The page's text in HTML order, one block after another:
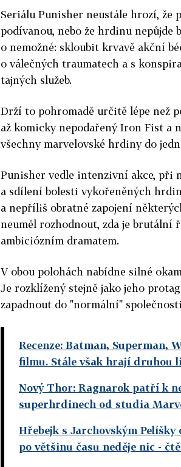
Seriálu Punisher neustále hrozí, že
podívanou, nebo že hrdinu nepůjde
o nemožné: skloubit krvavě akční
o válečných traumatech a s
tajných služeb.
Drží to pohromadě určitě lépe než
až komicky nepodařený Iron Fist a
všechny marvelovské hrdiny do
Punisher vedle intenzivní akce, při
a sdílení bolesti vykořeněných
a nepříliš obratné zapojení
neuměl rozhodnout, zda je brutální
ambiciózním dramatem.
V obou polohách nabídne silné
Je rozklížený stejně jako jeho
zapadnout do "normální"
Recenze: Batman, Superman,
filmu. Stále však hrají druhou
Nový Thor: Ragnarok patří k
superhrdinech od studia
Hřebejk s Jarchovským
po většinu času neděje nic -